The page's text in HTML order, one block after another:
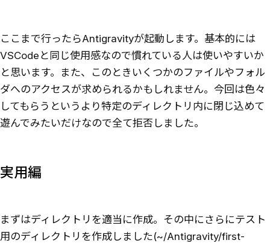
ここまで行ったらAntigravityが起動します。基本的には
VSCodeと同じ使用感なので慣れている人は使いやすいか
と思います。また、このときいくつかのファイルやフォル
ダへのアクセスが求められるかもしれません。今回は色々
してもらうというより特定のディレクトリ内に閉じ込めて
遊んでみたいだけなので全て拒否しました。
実用編
まずはディレクトリを適当に作成。その中にさらにテスト
用のディレクトリを作成しました(~/Antigravity/first-